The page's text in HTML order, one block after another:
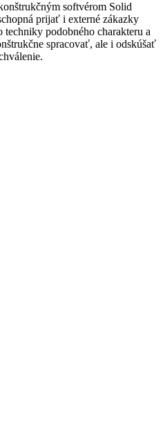
softvérom Solid
prijať i externé zákazky
podobného charakteru a
spracovať, ale i odskúšať